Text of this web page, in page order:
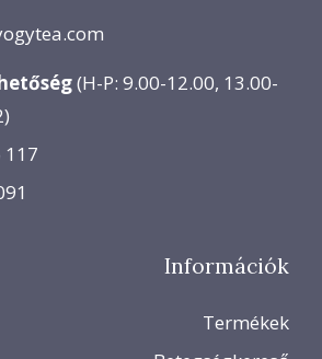
(H-P: 9.00-12.00, 13.00-
117
Információk
Termékek